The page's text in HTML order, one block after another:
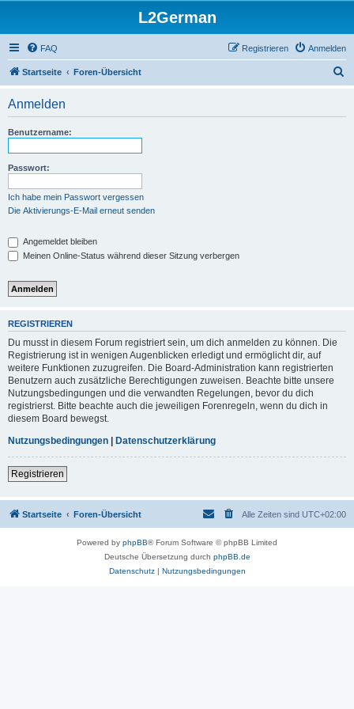
L2German
FAQ Anmelden
Registrieren
Startseite Foren-Übersicht
Anmelden
Benutzername:
Passwort:
Ich habe mein Passwort vergessen
Die Aktivierungs-E-Mail erneut senden
Angemeldet bleiben
Meinen Online-Status während dieser Sitzung verbergen
REGISTRIEREN
Du musst in diesem Forum registriert sein, um dich anmelden zu können. Die
Registrierung ist in wenigen Augenblicken erledigt und ermöglicht dir, auf
weitere Funktionen zuzugreifen. Die Board-Administration kann registrierten
Benutzern auch zusätzliche Berechtigungen zuweisen. Beachte bitte unsere
Nutzungsbedingungen und die verwandten Regelungen, bevor du dich
registrierst. Bitte beachte auch die jeweiligen Forenregeln, wenn du dich in
diesem Board bewegst.
Nutzungsbedingungen | Datenschutzerklärung
Registrieren
Startseite Foren-Übersicht Alle Zeiten sind UTC+02:00
Powered by phpBB® Forum Software © phpBB Limited
Deutsche Übersetzung durch phpBB.de
Datenschutz| Nutzungsbedingungen